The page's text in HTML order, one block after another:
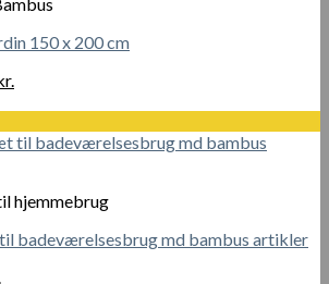
150 x 200 cm
er:
hjemmebrug
badeværelsesbrug md bambus artikler